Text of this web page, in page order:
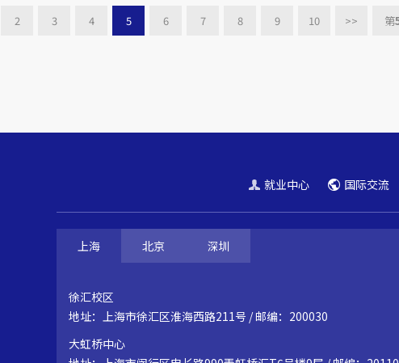
2 3 4 5 6 7 8 9 10 >> 第
就业中心 国际交流
上海 北京 深圳
徐汇校区
地址：上海市徐汇区淮海西路211号 / 邮编：200030
大虹桥中心